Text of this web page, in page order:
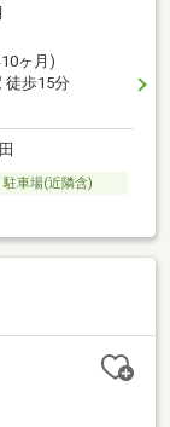
ヶ月)
徒歩15分
駐車場(近隣含)